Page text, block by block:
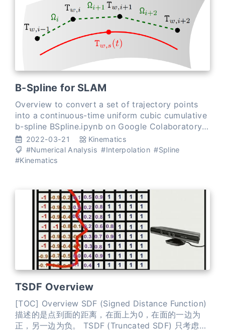
B-Spline for SLAM
Overview to convert a set of trajectory points
into a continuous-time uniform cubic cumulative
b-spline BSpline.ipynb on Google Colaboratory
Uniform Cubic B-Splines in \(\mathbb{SE(3)}\)
Continuo
2022-03-21
Kinematics
#Numerical Analysis #Interpolation #Spline
#Kinematics
TSDF Overview
[TOC] Overview SDF (Signed Distance Function)
描述的是点到面的距离，在面上为0，在面的一边为
正，另一边为负。 TSDF (Truncated SDF) 只考虑面